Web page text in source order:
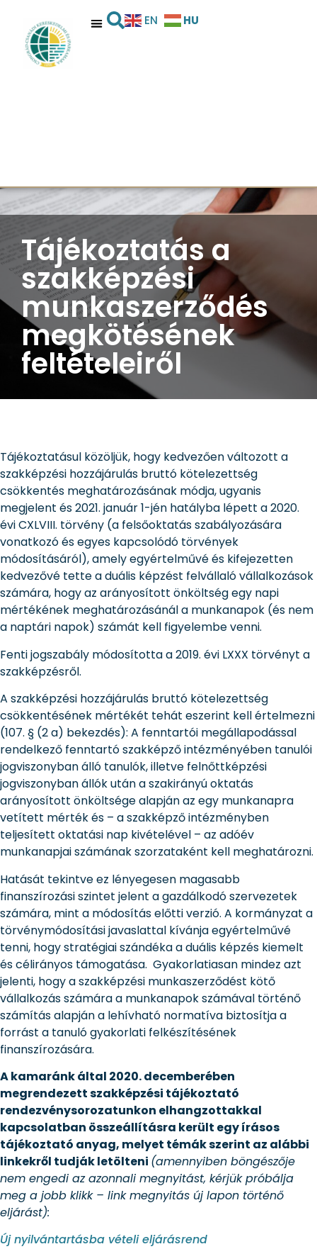
EN HU
Tájékoztatás a
szakképzési
munkaszerződés
megkötésének
feltételeiről
Tájékoztatásul közöljük, hogy kedvezően változott a
szakképzési hozzájárulás bruttó kötelezettség
csökkentés meghatározásának módja, ugyanis
megjelent és 2021. január 1-jén hatályba lépett a 2020.
évi CXLVIII. törvény (a felsőoktatás szabályozására
vonatkozó és egyes kapcsolódó törvények
módosításáról), amely egyértelművé és kifejezetten
kedvezővé tette a duális képzést felvállaló vállalkozások
számára, hogy az arányosított önköltség egy napi
mértékének meghatározásánál a munkanapok (és nem
a naptári napok) számát kell figyelembe venni.
Fenti jogszabály módosította a 2019. évi LXXX törvényt a
szakképzésről.
A szakképzési hozzájárulás bruttó kötelezettség
csökkentésének mértékét tehát eszerint kell értelmezni
(107. § (2 a) bekezdés): A fenntartói megállapodással
rendelkező fenntartó szakképző intézményében tanulói
jogviszonyban álló tanulók, illetve felnőttképzési
jogviszonyban állók után a szakirányú oktatás
arányosított önköltsége alapján az egy munkanapra
vetített mérték és – a szakképző intézményben
teljesített oktatási nap kivételével – az adóév
munkanapjai számának szorzataként kell meghatározni.
Hatását tekintve ez lényegesen magasabb
finanszírozási szintet jelent a gazdálkodó szervezetek
számára, mint a módosítás előtti verzió. A kormányzat a
törvénymódosítási javaslattal kívánja egyértelművé
tenni, hogy stratégiai szándéka a duális képzés kiemelt
és célirányos támogatása. Gyakorlatiasan mindez azt
jelenti, hogy a szakképzési munkaszerződést kötő
vállalkozás számára a munkanapok számával történő
számítás alapján a lehívható normatíva biztosítja a
forrást a tanuló gyakorlati felkészítésének
finanszírozására.
A kamaránk által 2020. decemberében
megrendezett szakképzési tájékoztató
rendezvénysorozatunkon elhangzottakkal
kapcsolatban összeállításra került egy írásos
tájékoztató anyag, melyet témák szerint az alábbi
linkekről tudják letölteni (amennyiben böngészője
nem engedi az azonnali megnyitást, kérjük próbálja
meg a jobb klikk – link megnyitás új lapon történő
eljárást):
Új nyilvántartásba vételi eljárásrend